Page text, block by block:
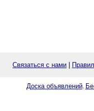
Связаться с нами
Доска объявлений.